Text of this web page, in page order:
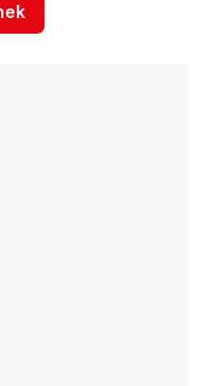
potýkali se
něj zatím